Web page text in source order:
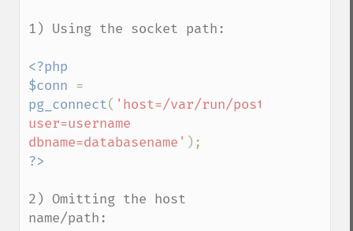
1) Using the socket path:
<?php
$conn
pg_connect( 'host=/var/run/postgresql
user=username
dbname=databasename'
2) Omitting the host
name/path: